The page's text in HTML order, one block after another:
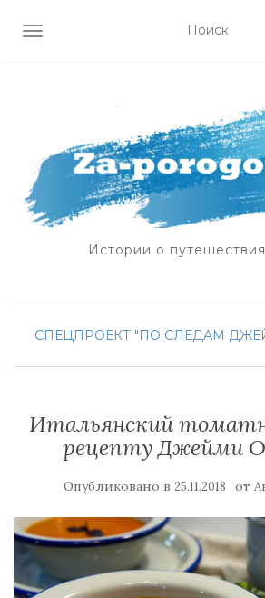
ПОКАЗАТЬ/СКРЫТЬ НАВИГАЦИЮ
Истории о
СПЕЦПРОЕКТ "ПО СЛЕДАМ
Итальянский
рецепту Джейми
Опубликовано в 25.11.2018 от